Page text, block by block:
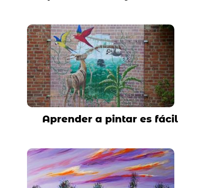
Aprender a pintar es fácil